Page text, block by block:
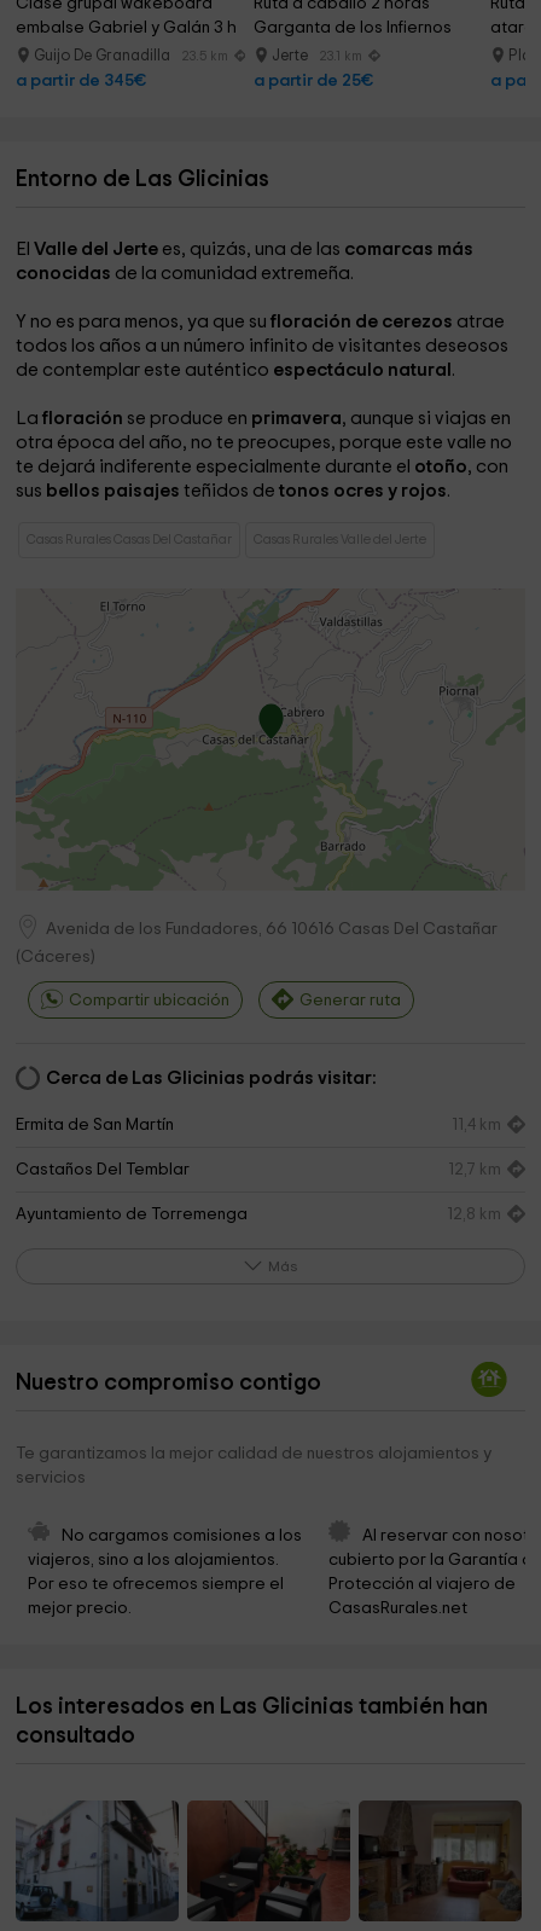
Clase grupal wakeboard
embalse Gabriel y Galán 3 h
Guijo De Granadilla 23.5 km
a partir de 345€
Ruta a caballo 2 horas
Garganta de los Infiernos
Jerte 23.1 km
a partir de 25€
Ruta
a
Entorno de Las Glicinias
ElValle del Jerte es, quizás, una de las comarcas más
conocidas de la comunidad extremeña.
Y no es para menos, ya que sufloración de cerezos atrae
todos los años a un número infinito de visitantes deseosos
de contemplar este auténtico espectáculo natural .
Lafloración se produce en primavera, aunque si viajas en
otra época del año, no te preocupes, porque este valle no
te dejará indiferente especialmente durante el otoño, con
sus bellos paisajes teñidos de tonos ocres y rojos.
Casas Rurales Casas Del Castañar Casas Rurales Valle del Jerte
Avenida de los Fundadores, 66 10616 Casas Del Castañar
(Cáceres)
Compartir ubicación Generar ruta
Cerca de Las Glicinias podrás visitar:
Ermita de San Martín 11,4 km
Castaños Del Temblar 12,7 km
Ayuntamiento de Torremenga 12,8 km
Ayuntamiento de Segura de Toro 13,6 km
Parque de los Bolos
Iglesia de San Miguel Arcángel
Preasa del Embalse de Torremenga
Ermita de la Virgen del Salobrar 14,1 km
Tanatorio 14,3 km
Más
Nuestro compromiso contigo
Te garantizamos la mejor calidad de nuestros alojamientos y
servicios
No cargamos comisiones a los
viajeros, sino a los alojamientos.
Por eso te ofrecemos siempre el
mejor precio.
Al reservar con
cubierto por la Garantía
Protección al viajero de
CasasRurales.net
Los interesados en Las Glicinias también han
consultado